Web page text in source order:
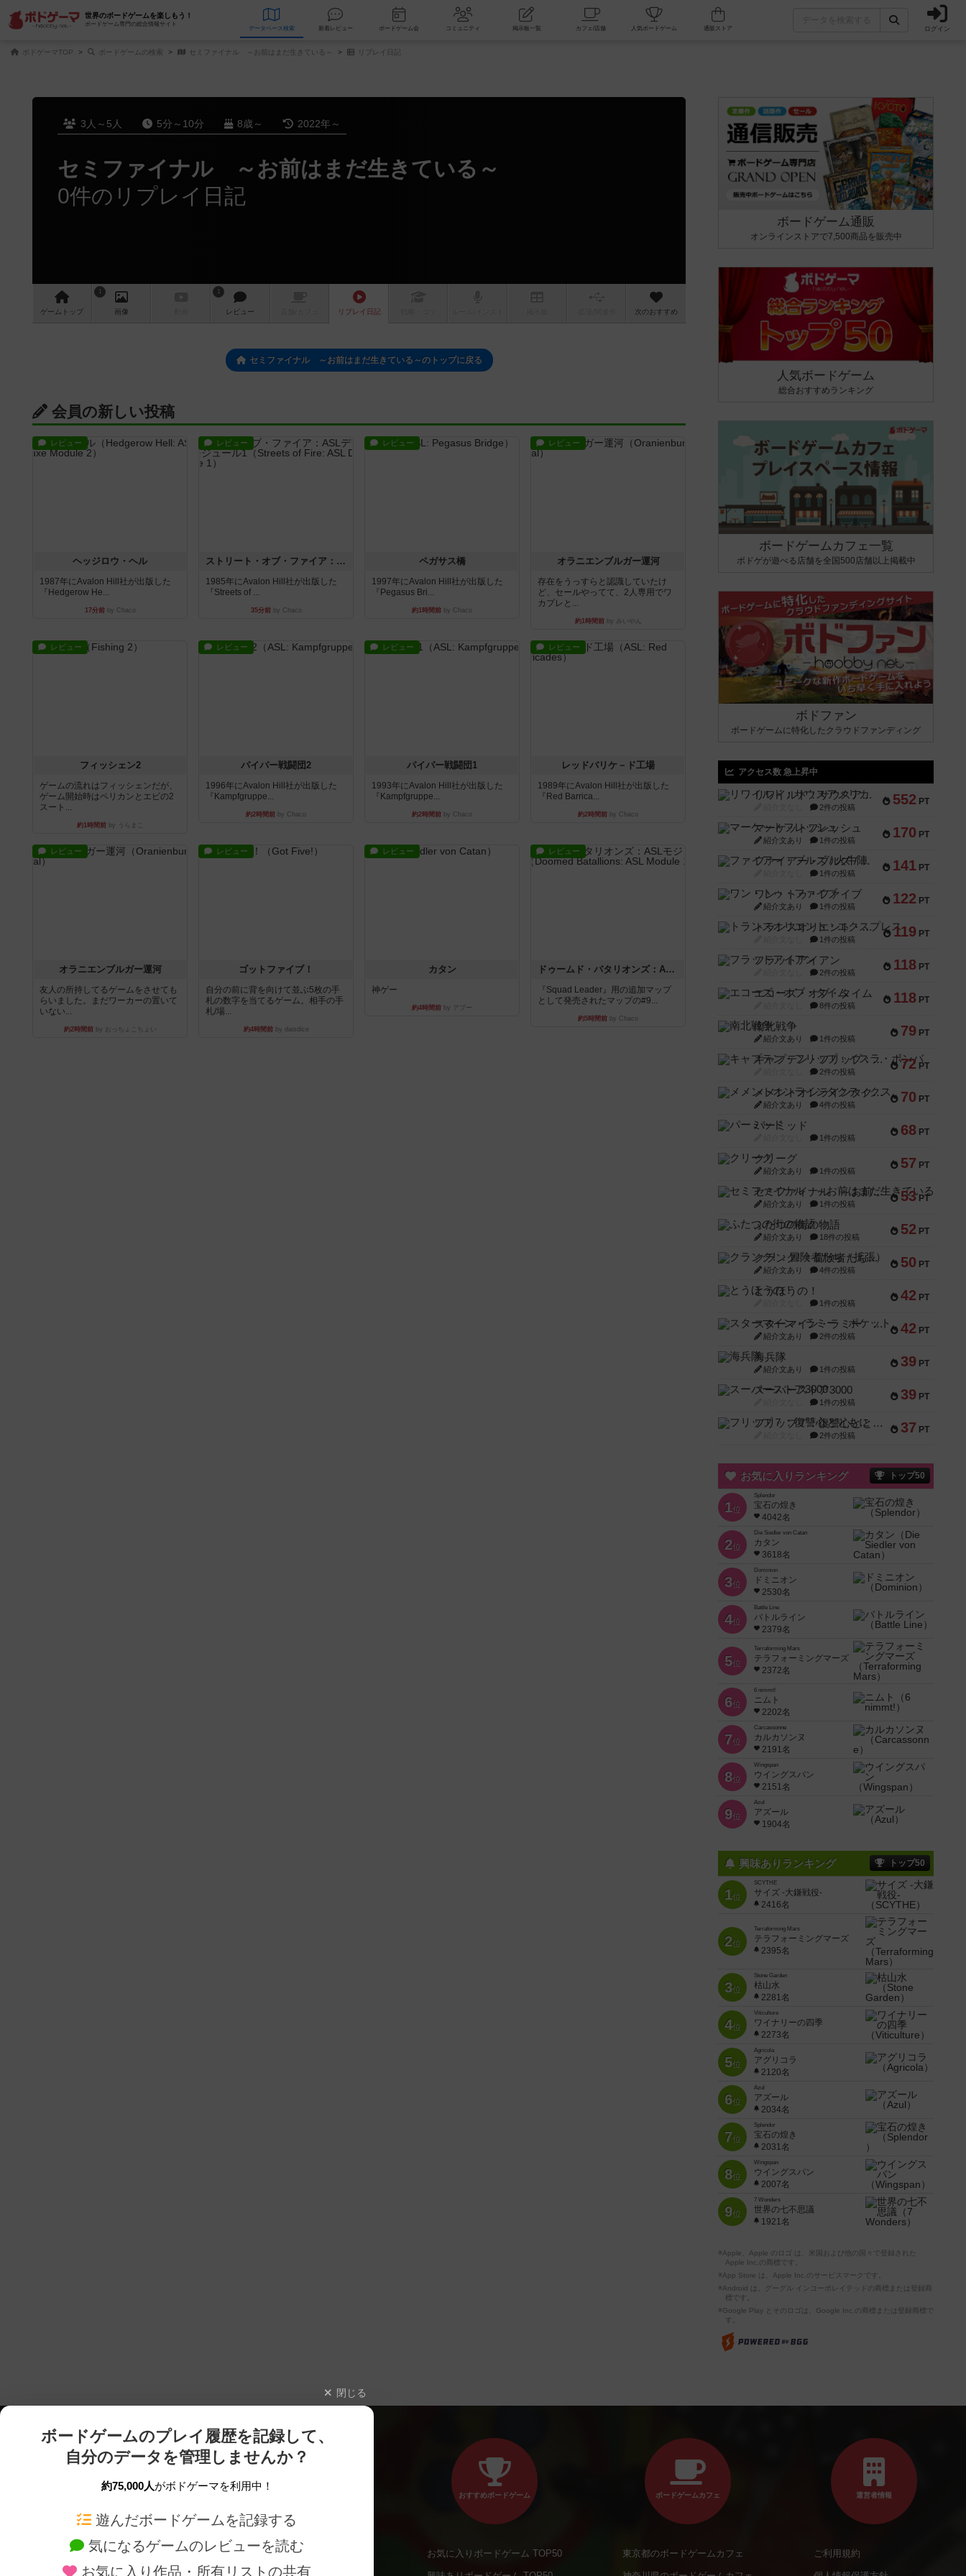
世界のボードゲームを楽しもう！
ボードゲーム専門の総合情報サイト
データベース 検索 新着レビュー ボードゲーム会 コミュニティ 掲示板一覧 カフェ/店舗 人気ボードゲーム ログイン
ボドゲーマTOP ボードゲームの検索 セミファイナル ～お前はまだ生きている～ リプレイ日記
3人～5人 5分～10分 8歳～ 2022年～
セミファイナル ～お前はまだ生きている～
0件のリプレイ日記
ゲーム トップ
1
画像
1
レビュー リプレイ 日記 次のおすすめ
セミファイナル ～お前はまだ生きている～のトップに戻る
会員の新しい投稿
レビュー
ヘッジロウ・ヘル
1987年にAvalon Hill社が出版した
『Hedgerow He...
17分前by Chaco
レビュー
ストリート・オブ・ファイア：ASLデラックスモジュール1
1985年にAvalon Hill社が出版した
『Streets of ...
35分前by Chaco
レビュー
ペガサス橋
1997年にAvalon Hill社が出版した
『Pegasus Bri...
約1時間前 by Chaco
レビュー
オラニエンブルガー運河
存在をうっすらと認識していたけ
ど、セールやってて、2人専用でワ
カプレと...
約1時間前by みいやん
レビュー
フィッシェン2
ゲームの流れはフィッシェンだが、
ゲーム開始時はペリカンとエビの2
スート...
約1時間前by うらまこ
レビュー
パイパー戦闘団2
1996年にAvalon Hill社が出版した
『Kampfgruppe...
約2時間前 by Chaco
レビュー
パイパー戦闘団1
1993年にAvalon Hill社が出版した
『Kampfgruppe...
約2時間前 by Chaco
レビュー
レッドバリケ－ド工場
1989年にAvalon Hill社が出版した
『Red Barrica...
約2時間前 by Chaco
レビュー
オラニエンブルガー運河
友人の所持してるゲームをさせても
らいました。まだワーカーの置いて
いない...
約2時間前by おっちょこちょい
レビュー
ゴットファイブ！
自分の前に背を向けて並ぶ5枚の手
札の数字を当てるゲーム。相手の手
札/場...
約4時間前by daisdice
レビュー
カタン
神ゲー
約4時間前 by アプー
レビュー
ドゥームド・バタリオンズ：ASLモジュール11
『Squad Leader』用の追加マップ
として発売されたマップの#9...
約5時間前 by Chaco
ボードゲーム通販
オンラインストアで7,500商品を販売中
人気ボードゲーム
総合おすすめランキング
ボードゲームカフェ一覧
ボドゲが遊べる店舗を全国500店舗以上掲載中
ボドファン
ボードゲームに特化したクラウドファンディング
アクセス数 急上昇中
552 PT
リワイルド：サウスアメリカ
2件の投稿
170 PT
マーケットフレッシュ
紹介文あり 1件の投稿
141 PT
ファイアー・ブルズ / 火牛陣
1件の投稿
122 PT
ワン・トゥ・ファイブ
紹介文あり 1件の投稿
119 PT
トランスオリエント・エクスプレス
1件の投稿
118 PT
フラットアイアン
2件の投稿
118 PT
エコーズ・オブ・タイム
8件の投稿
79 PT
南北戦争
紹介文あり 1件の投稿
72 PT
キャプテン・フリップ：イスラ・ボンバ
2件の投稿
70 PT
メメントオンラインタクティクス
紹介文あり 4件の投稿
68 PT
パーミッド
1件の投稿
57 PT
クリーグ
紹介文あり 1件の投稿
53 PT
セミファイナル ～お前はまだ生きている～
紹介文あり 1件の投稿
52 PT
ふたつの街の物語
紹介文あり 18件の投稿
50 PT
クランク! ：冒険者たち（拡張）
紹介文あり 4件の投稿
42 PT
とうほうの！
1件の投稿
42 PT
スターマイン・ラミー ポケット
紹介文あり 2件の投稿
39 PT
海兵隊
紹介文あり 1件の投稿
39 PT
スーパーストア3000
1件の投稿
37 PT
フリップ７：復讐心とともに
2件の投稿
お気に入りランキング トップ50
1位
Splendor
宝石の煌き
4042名
2位
Die Siedler von Catan
カタン
3618名
3位
Dominion
ドミニオン
2530名
4位
Battle Line
バトルライン
2379名
5位
Terraforming Mars
テラフォーミングマーズ
2372名
6位
6 nimmt!
ニムト
2202名
7位
Carcassonne
カルカソンヌ
2191名
8位
Wingspan
ウイングスパン
2151名
9位
Azul
アズール
1904名
興味ありランキング トップ50
1位
SCYTHE
サイズ -大鎌戦役-
2416名
2位
Terraforming Mars
テラフォーミングマーズ
2395名
3位
Stone Garden
枯山水
2281名
4位
Viticulture
ワイナリーの四季
2273名
5位
Agricola
アグリコラ
2120名
6位
Azul
アズール
2034名
7位
Splendor
宝石の煌き
2031名
8位
Wingspan
ウイングスパン
2007名
9位
7 Wonders
世界の七不思議
1921名
※Apple、Apple のロゴ は、米国および他の国々で登録された
Apple Inc.の商標です。
※App Store は、Apple Inc.のサービスマークです。
※Android は、グーグル インコーポレイテッドの商標または登録商
標です。
※Google Play とそのロゴは、Google Inc.の商標または登録商標で
す。
閉じる
ボードゲームのプレイ履歴を記録して、
自分のデータを管理しませんか？
約75,000人がボドゲーマを利用中！
遊んだボードゲームを記録する
気になるゲームのレビューを読む
お気に入り作品・所有リストの共有
ボードゲームを検索する 新作・再入荷情報
おすすめボードゲーム
お気に入りボードゲーム TOP50
ボードゲームカフェ
東京都のボードゲームカフェ
運営者情報
ご利用規約